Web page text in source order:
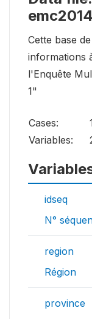
Cette base
informations
l'Enquête
1"
Cases:
Variables:
idseq
N°
region
Région
province